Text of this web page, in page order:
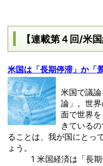
【連載第４回/米
米国は「長期停滞」か「
米国で議
論」。世
面で世界
きている
ることは、我が国にとっ
ょう。
1 米国経済は「長